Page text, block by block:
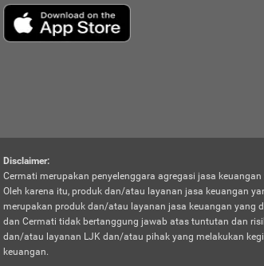
Disclaimer:
Cermati merupakan penyelenggara agregasi jasa
Oleh karena itu, produk dan/atau layanan jasa keuangan
merupakan produk dan/atau layanan jasa keuangan yang
dan Cermati tidak bertanggung jawab atas tuntutan dan
dan/atau layanan LJK dan/atau pihak yang melakukan
keuangan.